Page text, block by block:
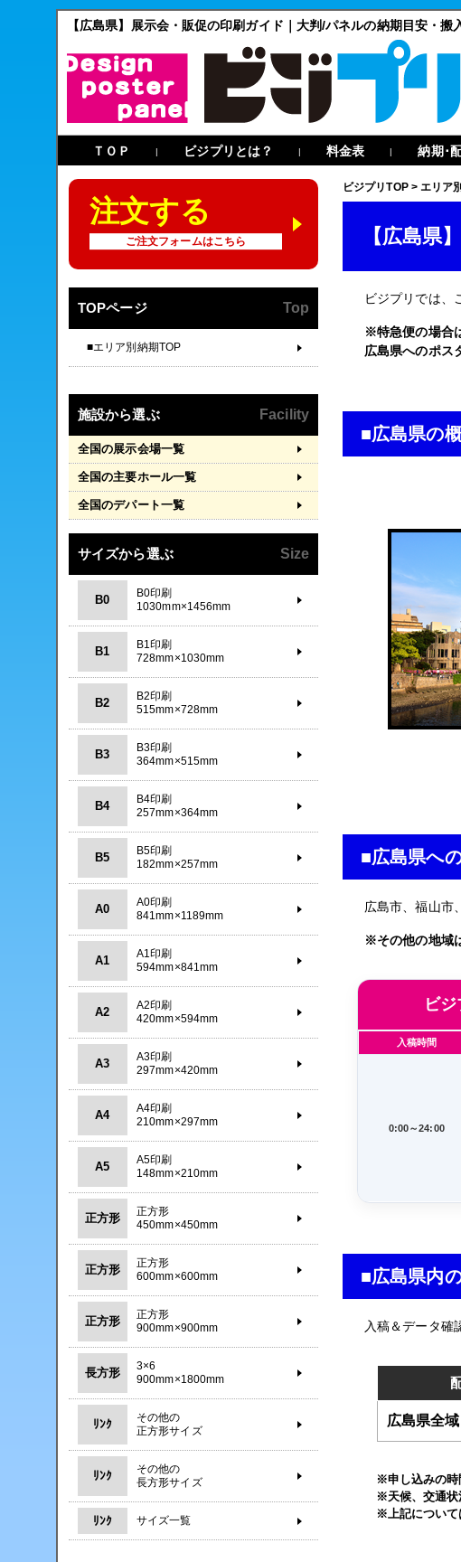
【広島県】展示会・販促の印刷ガイド｜大判/パネルの納期目安・搬
ＴＯＰ | ビジプリとは？ | 料金表 | 納期･
ビジプリTOP >エリア
【広島県
ビジプリでは、
※特急便の場合
広島県へのポス
■広島県の
■広島県へ
広島市、福山市
※その他の地域
ビ
入稿時間
0:00～24:00
■広島県内
入稿＆データ確
広島県全域
※申し込みの時
※天候、交通状
※上記について
注文する
ご注文フォームはこちら
TOPページ Top
■エリア別納期TOP
施設から選ぶ Facility
全国の展示会場一覧
全国の主要ホール一覧
全国のデパート一覧
サイズから選ぶ Size
B0
B0印刷
1030mm×1456mm
B1
B1印刷
728mm×1030mm
B2
B2印刷
515mm×728mm
B3
B3印刷
364mm×515mm
B4
B4印刷
257mm×364mm
B5
B5印刷
182mm×257mm
A0
A0印刷
841mm×1189mm
A1
A1印刷
594mm×841mm
A2
A2印刷
420mm×594mm
A3
A3印刷
297mm×420mm
A4
A4印刷
210mm×297mm
A5
A5印刷
148mm×210mm
正方形
正方形
450mm×450mm
正方形
正方形
600mm×600mm
正方形
正方形
900mm×900mm
長方形
3×6
900mm×1800mm
ﾘﾝｸ
その他の
正方形サイズ
ﾘﾝｸ
その他の
長方形サイズ
ﾘﾝｸ サイズ一覧